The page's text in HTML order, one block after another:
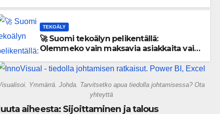
TEKOÄLY
🚀 Suomi tekoälyn pelikentällä:
Olemmeko vain maksavia asiakkaita vai
gigatehtaan?
Ymmärrä. Johda. Tarvitsetko apua tiedolla johtamisessa? Ota
yhteyttä
aiheesta: Sijoittaminen ja talous